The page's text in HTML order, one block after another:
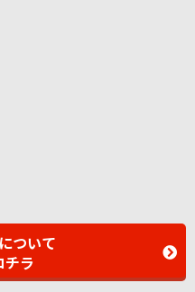
ついて
チラ